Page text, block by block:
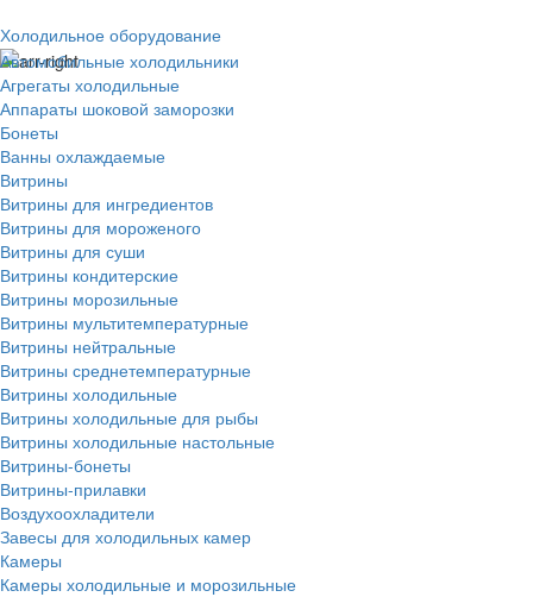
Холодильное оборудование
Автомобильные холодильники
Агрегаты холодильные
Аппараты шоковой заморозки
Бонеты
Ванны охлаждаемые
Витрины
Витрины для ингредиентов
Витрины для мороженого
Витрины для суши
Витрины кондитерские
Витрины морозильные
Витрины мультитемпературные
Витрины нейтральные
Витрины среднетемпературные
Витрины холодильные
Витрины холодильные для рыбы
Витрины холодильные настольные
Витрины-бонеты
Витрины-прилавки
Воздухоохладители
Завесы для холодильных камер
Камеры
Камеры холодильные и морозильные